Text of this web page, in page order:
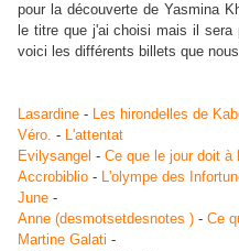
pour la découverte de Yasmina
le titre que j'ai choisi mais il sera
voici les différents billets que
Lasardine - Les hirondelles de
Véro. - L'attentat
Evilysangel - Ce que le jour doit à
Accrobiblio - L'olympe des
June -
Anne (desmotsetdesnotes ) - Ce
Martine Galati -